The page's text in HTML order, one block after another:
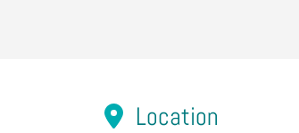
Location